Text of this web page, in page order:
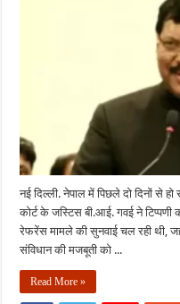
नई दिल्ली. नेपाल में पिछले दो दिनों से
कोर्ट के जस्टिस बी.आई. गवई ने
रेफरेंस मामले की सुनवाई चल रही थी,
संविधान की मजबूती को ...
Read More »